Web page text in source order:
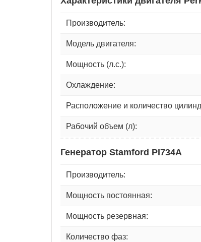
Производитель:
Модель двигателя:
Мощность (л.с.):
Охлаждение:
Расположение и количество
Рабочий объем (л):
Генератор Stamford PI734A
Производитель:
Мощность постоянная:
Мощность резервная:
Количество фаз: